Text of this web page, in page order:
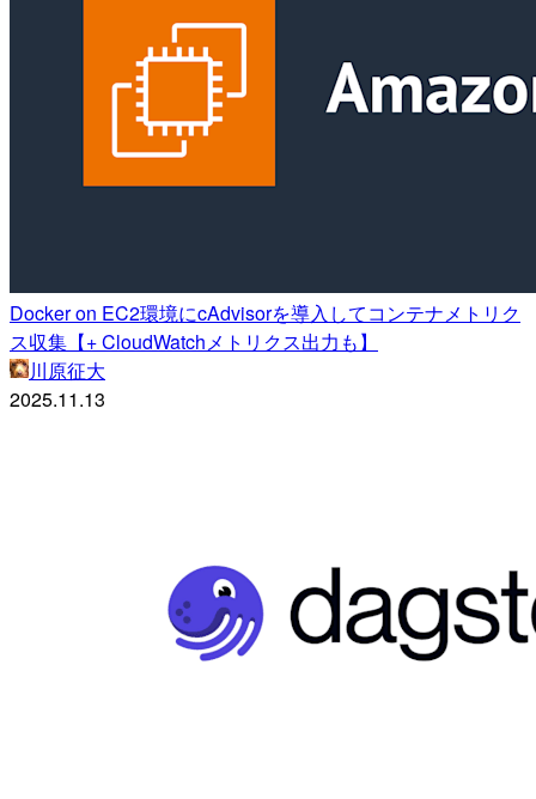
Docker on EC2環境にcAdvisorを導入してコンテナメトリク
ス収集【+ CloudWatchメトリクス出力も】
川原征大
2025.11.13